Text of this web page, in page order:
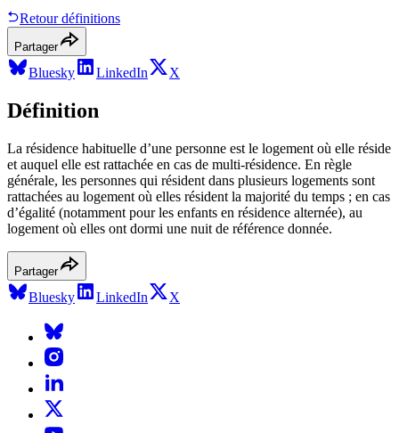
Retour définitions
Partager
Bluesky LinkedIn X
Définition
La résidence habituelle d’une personne est le logement où elle réside
et auquel elle est rattachée en cas de multi-résidence. En règle
générale, les personnes qui résident dans plusieurs logements sont
rattachées au logement où elles résident la majorité du temps ; en cas
d’égalité (notamment pour les enfants en résidence alternée), au
logement où elles ont dormi une nuit de référence donnée.
Partager
Bluesky LinkedIn X